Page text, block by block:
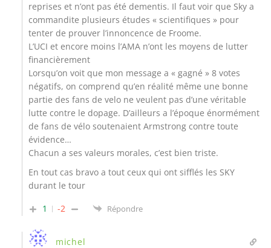
reprises et n’ont pas été dementis. Il faut voir que Sky a
commandite plusieurs études « scientifiques » pour
tenter de prouver l’innoncence de Froome.
L’UCI et encore moins l’AMA n’ont les moyens de lutter
financièrement
Lorsqu’on voit que mon message a « gagné » 8 votes
négatifs, on comprend qu’en réalité même une bonne
partie des fans de velo ne veulent pas d’une véritable
lutte contre le dopage. D’ailleurs a l’époque énormément
de fans de vélo soutenaient Armstrong contre toute
évidence…
Chacun a ses valeurs morales, c’est bien triste.
En tout cas bravo a tout ceux qui ont sifflés les SKY
durant le tour
1
-2 Répondre
michel